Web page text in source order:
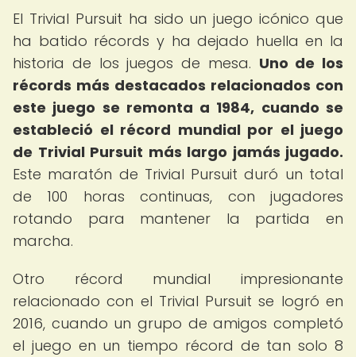
El Trivial Pursuit ha sido un juego icónico que
ha batido récords y ha dejado huella en la
historia de los juegos de mesa. Uno de los
récords más destacados relacionados con
este juego se remonta a 1984, cuando se
estableció el récord mundial por el juego
de Trivial Pursuit más largo jamás jugado.
Este maratón de Trivial Pursuit duró un total
de 100 horas continuas, con jugadores
rotando para mantener la partida en
marcha.
Otro récord mundial impresionante
relacionado con el Trivial Pursuit se logró en
2016, cuando un grupo de amigos completó
el juego en un tiempo récord de tan solo 8